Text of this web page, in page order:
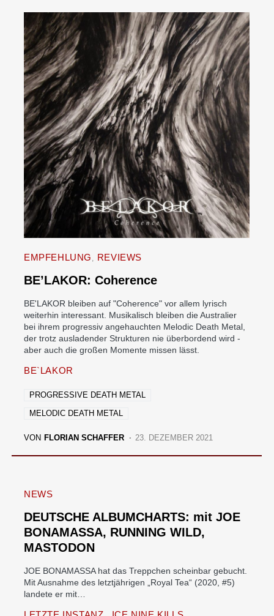
EMPFEHLUNG REVIEWS
BE’LAKOR: Coherence
BE'LAKOR bleiben auf "Coherence" vor allem lyrisch
weiterhin interessant. Musikalisch bleiben die Australier
bei ihrem progressiv angehauchten Melodic Death Metal,
der trotz ausladender Strukturen nie überbordend wird -
aber auch die großen Momente missen lässt.
BE`LAKOR
PROGRESSIVE DEATH METAL
MELODIC DEATH METAL
VON FLORIAN SCHAFFER 23. DEZEMBER 2021
NEWS
DEUTSCHE ALBUMCHARTS: mit JOE
BONAMASSA, RUNNING WILD,
MASTODON
JOE BONAMASSA hat das Treppchen scheinbar gebucht.
Mit Ausnahme des letztjährigen „Royal Tea“ (2020, #5)
landete er mit…